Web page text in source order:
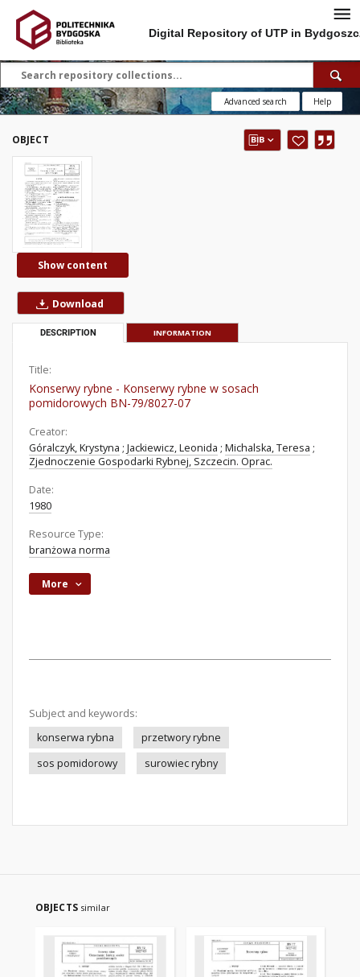
Digital Repository of UTP in
Advanced search Help
OBJECT
Show content
Download
DESCRIPTION INFORMATION
Title:
Konserwy rybne - Konserwy rybne w sosach
pomidorowych BN-79/8027-07
Creator:
Góralczyk, Krystyna ; Jackiewicz, Leonida ; Michalska, Teresa ;
Zjednoczenie Gospodarki Rybnej, Szczecin. Oprac.
Date:
1980
Resource Type:
branżowa norma
More
Subject and keywords:
konserwa rybna
przetwory rybne
sos pomidorowy
surowiec rybny
OBJECTS similar